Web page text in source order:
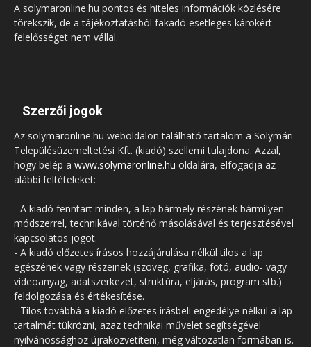
A solymaronline.hu pontos és hiteles információk közlésére
törekszik, de a tájékoztatásból fakadó esetleges károkért
felelősséget nem vállal.
Szerzői jogok
Az solymaronline.hu weboldalon található tartalom a Solymári
Településüzemeltetési Kft. (kiadó) szellemi tulajdona. Azzal,
hogy belép a www.solymaronline.hu oldalára, elfogadja az
alábbi feltételeket:
- A kiadó fenntart minden, a lap bármely részének bármilyen
módszerrel, technikával történő másolásával és terjesztésével
kapcsolatos jogot.
- A kiadó előzetes írásos hozzájárulása nélkül tilos a lap
egészének vagy részeinek (szöveg, grafika, fotó, audio- vagy
videoanyag, adatszerkezet, struktúra, eljárás, program stb.)
feldolgozása és értékesítése.
- Tilos továbbá a kiadó előzetes írásbeli engedélye nélkül a lap
tartalmát tükrözni, azaz technikai művelet segítségével
nyilvánossághoz újraközvetíteni, még változatlan formában is.